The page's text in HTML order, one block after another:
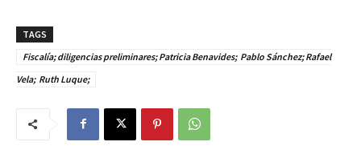
TAGS
Fiscalía; diligencias preliminares; Patricia Benavides; Pablo Sánchez; Rafael
Vela; Ruth Luque;